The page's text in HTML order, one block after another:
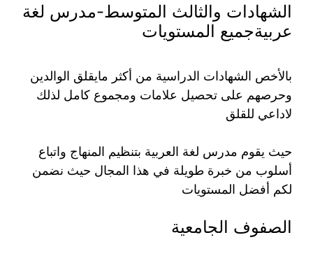
الشهادات والثالث المتوسط-مدرس لغة
عربيةجميع المستويات
بالأخص الشهادات الدراسية من أكثر مايقلق الوالدين
وحرصهم على تحصيل علامات ومجموع كامل لذلك
لاداعي للقلق
حيث يقوم مدرس لغة العربية بتنظيم المنهاج واتباع
أسلوب من خبرة طويلة في هذا المجال حيث نضمن
لكم أفضل المستويات
الصفوف الجامعية